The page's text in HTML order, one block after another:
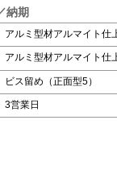
納期
アルミ型材アルマイト仕
アルミ型材アルマイト仕
ビス留め（正面型5）
3営業日